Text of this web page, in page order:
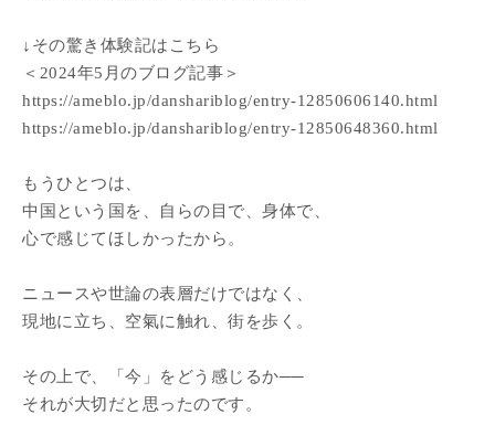
↓その驚き体験記はこちら
＜2024年5月のブログ記事＞
https://ameblo.jp/danshariblog/entry-12850606140.html
https://ameblo.jp/danshariblog/entry-12850648360.html
もうひとつは、
中国という国を、自らの目で、身体で、
心で感じてほしかったから。
ニュースや世論の表層だけではなく、
現地に立ち、空氣に触れ、街を歩く。
その上で、「今」をどう感じるか──
それが大切だと思ったのです。